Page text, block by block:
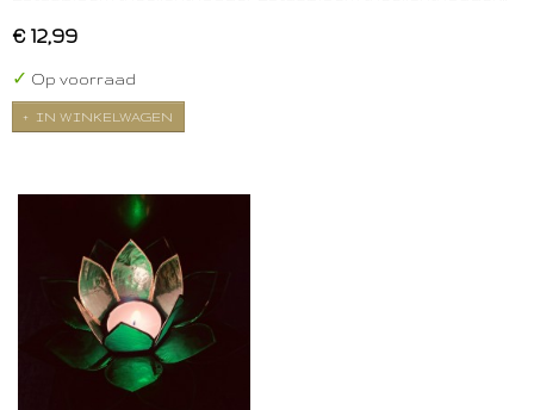
€ 12,99
✓ Op voorraad
IN WINKELWAGEN